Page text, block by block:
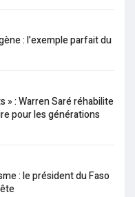
: l’exemple parfait du
» : Warren Saré réhabilite
pour les générations
: le président du Faso